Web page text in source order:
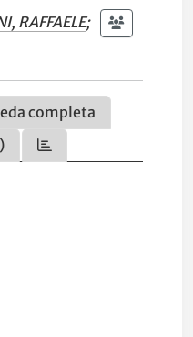
RAFFAELE;
completa